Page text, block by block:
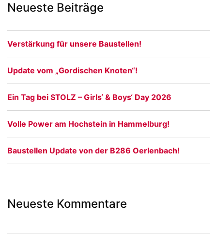
Neueste Beiträge
Verstärkung für unsere Baustellen!
Update vom „Gordischen Knoten“!
Ein Tag bei STOLZ – Girls‘ & Boys‘ Day 2026
Volle Power am Hochstein in Hammelburg!
Baustellen Update von der B286 Oerlenbach!
Neueste Kommentare